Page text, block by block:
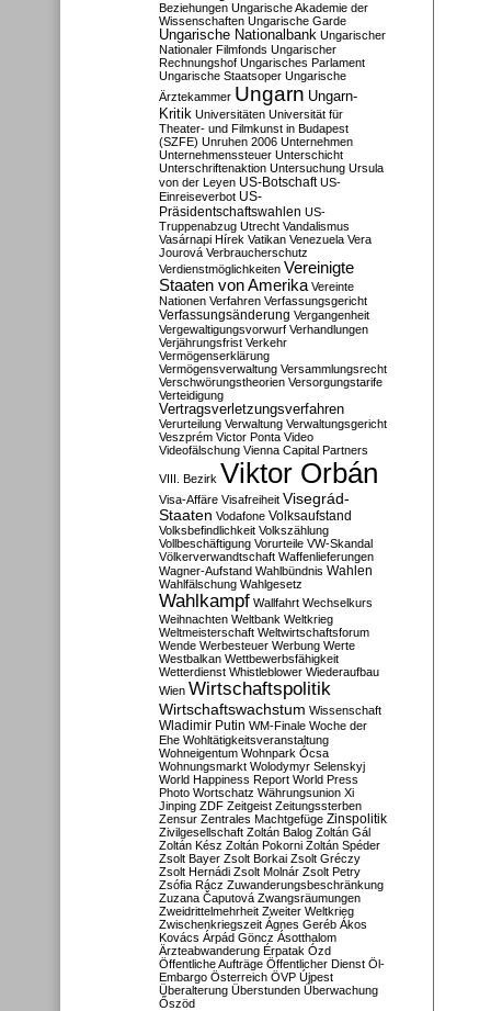
Beziehungen Ungarische Akademie der
Wissenschaften Ungarische Garde
Ungarische Nationalbank Ungarischer
Nationaler Filmfonds Ungarischer
Rechnungshof Ungarisches Parlament
Ungarische Staatsoper Ungarische
Ärztekammer Ungarn Ungarn-
Kritik Universitäten Universität für
Theater- und Filmkunst in Budapest
(SZFE) Unruhen 2006 Unternehmen
Unternehmenssteuer Unterschicht
Unterschriftenaktion Untersuchung Ursula
von der Leyen US-Botschaft US-
Einreiseverbot US-
Präsidentschaftswahlen US-
Truppenabzug Utrecht Vandalismus
Vasárnapi Hírek Vatikan Venezuela Vera
Jourová Verbraucherschutz
Verdienstmöglichkeiten Vereinigte
Staaten von Amerika Vereinte
Nationen Verfahren Verfassungsgericht
Verfassungsänderung Vergangenheit
Vergewaltigungsvorwurf Verhandlungen
Verjährungsfrist Verkehr
Vermögenserklärung
Vermögensverwaltung Versammlungsrecht
Verschwörungstheorien Versorgungstarife
Verteidigung
Vertragsverletzungsverfahren
Verurteilung Verwaltung Verwaltungsgericht
Veszprém Victor Ponta Video
Videofälschung Vienna Capital Partners
VIII. Bezirk Viktor Orbán
Visa-Affäre Visafreiheit Visegrád-
Staaten Vodafone Volksaufstand
Volksbefindlichkeit Volkszählung
Vollbeschäftigung Vorurteile VW-Skandal
Völkerverwandtschaft Waffenlieferungen
Wagner-Aufstand Wahlbündnis Wahlen
Wahlfälschung Wahlgesetz
Wahlkampf Wallfahrt Wechselkurs
Weihnachten Weltbank Weltkrieg
Weltmeisterschaft Weltwirtschaftsforum
Wende Werbesteuer Werbung Werte
Westbalkan Wettbewerbsfähigkeit
Wetterdienst Whistleblower Wiederaufbau
Wien Wirtschaftspolitik
Wirtschaftswachstum Wissenschaft
Wladimir Putin WM-Finale Woche der
Ehe Wohltätigkeitsveranstaltung
Wohneigentum Wohnpark Ócsa
Wohnungsmarkt Wolodymyr Selenskyj
World Happiness Report World Press
Photo Wortschatz Währungsunion Xi
Jinping ZDF Zeitgeist Zeitungssterben
Zensur Zentrales Machtgefüge Zinspolitik
Zivilgesellschaft Zoltán Balog Zoltán Gál
Zoltán Kész Zoltán Pokorni Zoltán Spéder
Zsolt Bayer Zsolt Borkai Zsolt Gréczy
Zsolt Hernádi Zsolt Molnár Zsolt Petry
Zsófia Rácz Zuwanderungsbeschränkung
Zuzana Čaputová Zwangsräumungen
Zweidrittelmehrheit Zweiter Weltkrieg
Zwischenkriegszeit Ágnes Geréb Ákos
Kovács Árpád Göncz Ásotthalom
Ärzteabwanderung Érpatak Ózd
Öffentliche Aufträge Öffentlicher Dienst Öl-
Embargo Österreich ÖVP Újpest
Überalterung Überstunden Überwachung
Őszöd